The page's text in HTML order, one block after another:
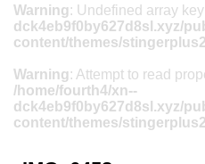
Warning: Undefined array
dck4eb9f0by627d8sl.xyz/
content/themes/
Warning: Attempt to read
/home/fourth4/xn--
dck4eb9f0by627d8sl.xyz/
content/themes/